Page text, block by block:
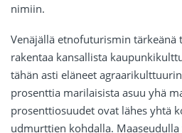
nimiin.
Venäjällä etnofuturismin tärkeänä
rakentaa kansallista
tähän asti eläneet
prosenttia marilaisista asuu yhä
prosenttiosuudet ovat lähes yhtä
udmurttien kohdalla.